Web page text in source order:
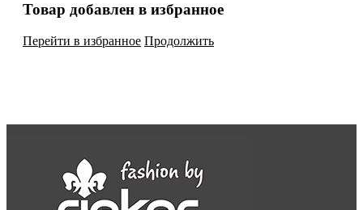
Товар добавлен в избранное
Перейти в избранное Продолжить